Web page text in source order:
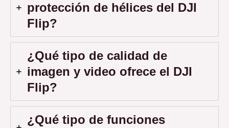
protección de hélices del DJI
Flip?
¿Qué tipo de calidad de
imagen y video ofrece el DJI
Flip?
¿Qué tipo de funciones